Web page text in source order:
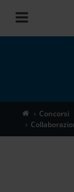
Toggle
Concorsi